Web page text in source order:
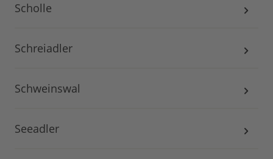
Scholle
Schreiadler
Schweinswal
Seeadler